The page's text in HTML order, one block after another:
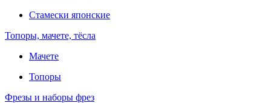
Стамески японские
Топоры, мачете, тёсла
Мачете
Топоры
Фрезы и наборы фрез